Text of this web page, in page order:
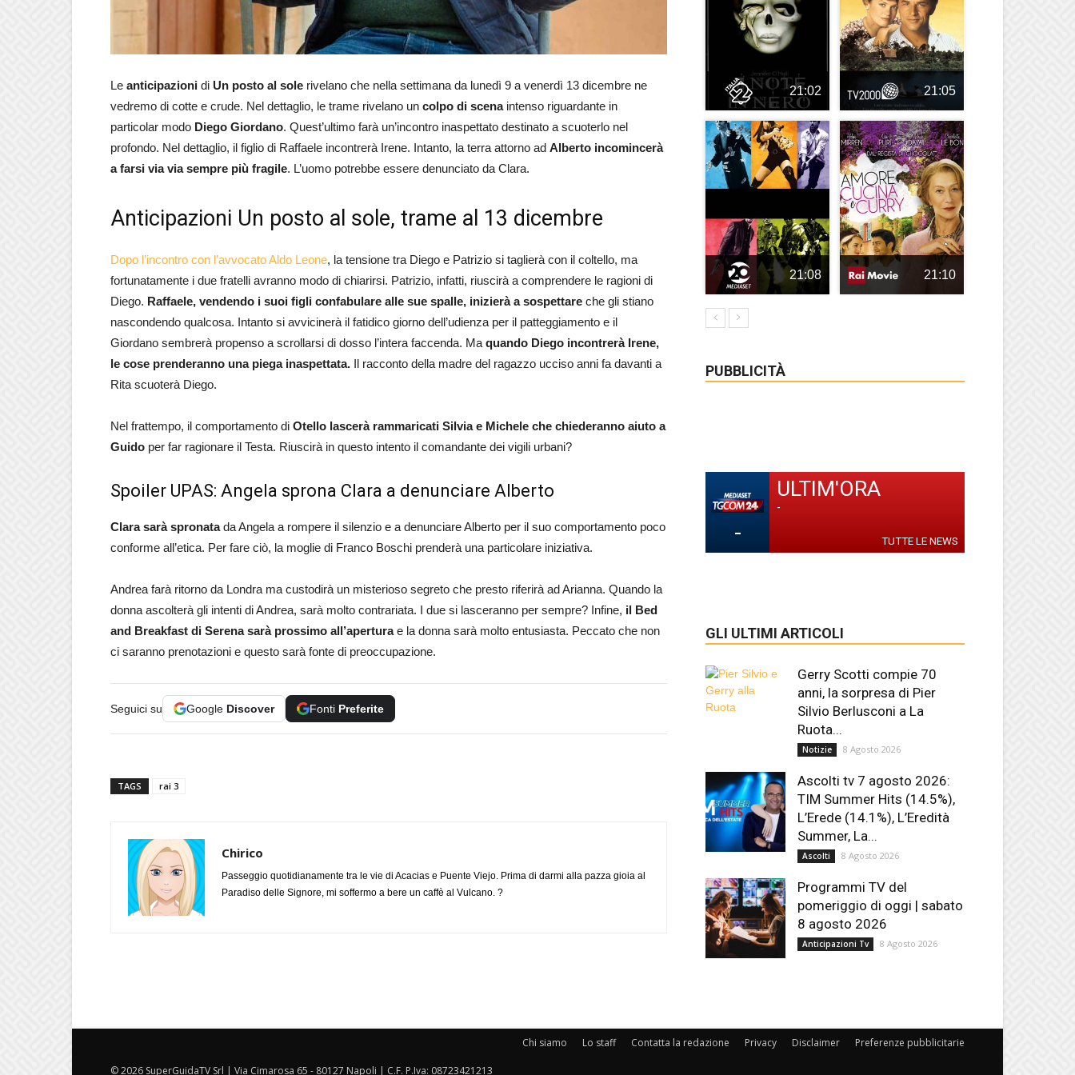
Le anticipazioni di Un posto al sole rivelano che nella settimana da lunedì 9 a venerdì 13 dicembre ne
vedremo di cotte e crude. Nel dettaglio, le trame rivelano un colpo di scenaintenso riguardante in
particolar modo Diego Giordano. Quest’ultimo farà un’incontro inaspettato destinato a scuoterlo nel
profondo. Nel dettaglio, il figlio di Raffaele incontrerà Irene. Intanto, la terra attorno ad Alberto incomincerà
a farsi via via sempre più fragile. L’uomo potrebbe essere denunciato da Clara.
Anticipazioni Un posto al sole, trame al 13 dicembre
Dopo l’incontro con l’avvocato Aldo Leone, la tensione tra Diego e Patrizio si taglierà con il coltello, ma
fortunatamente i due fratelli avranno modo di chiarirsi. Patrizio, infatti, riuscirà a comprendere le ragioni di
Diego. Raffaele, vendendo i suoi figli confabulare alle sue spalle, inizierà a sospettare che gli stiano
nascondendo qualcosa. Intanto si avvicinerà il fatidico giorno dell’udienza per il patteggiamento e il
Giordano sembrerà propenso a scrollarsi di dosso l’intera faccenda. Ma quando Diego incontrerà Irene,
le cose prenderanno una piega inaspettata. Il racconto della madre del ragazzo ucciso anni fa davanti a
Rita scuoterà Diego.
Nel frattempo, il comportamento di Otello lascerà rammaricati Silvia e Michele che chiederanno aiuto a
Guido per far ragionare il Testa. Riuscirà in questo intento il comandante dei vigili urbani?
Spoiler UPAS: Angela sprona Clara a denunciare Alberto
Clara sarà spronatada Angela a rompere il silenzio e a denunciare Alberto per il suo comportamento poco
conforme all’etica. Per fare ciò, la moglie di Franco Boschi prenderà una particolare iniziativa.
Andrea farà ritorno da Londra ma custodirà un misterioso segreto che presto riferirà ad Arianna. Quando la
donna ascolterà gli intenti di Andrea, sarà molto contrariata. I due si lasceranno per sempre? Infine, il Bed
and Breakfast di Serena sarà prossimo all’aperturae la donna sarà molto entusiasta. Peccato che non
ci saranno prenotazioni e questo sarà fonte di preoccupazione.
Seguici su Google Discover Fonti Preferite
TAGS rai 3
Chirico
Passeggio quotidianamente tra le vie di Acacias e Puente Viejo. Prima di darmi alla pazza gioia al
Paradiso delle Signore, mi soffermo a bere un caffè al Vulcano. ?
21:02 21:05
21:08 21:10
PUBBLICITÀ
-
ULTIM'ORA
-
TUTTE LE NEWS
GLI ULTIMI ARTICOLI
Gerry Scotti compie 70
anni, la sorpresa di Pier
Silvio Berlusconi a La
Ruota...
Notizie 8 Agosto 2026
Ascolti tv 7 agosto 2026:
TIM Summer Hits (14.5%),
L’Erede (14.1%), L’Eredità
Summer, La...
Ascolti 8 Agosto 2026
Programmi TV del
pomeriggio di oggi | sabato
8 agosto 2026
Anticipazioni Tv 8 Agosto 2026
Chi siamo Lo staff Contatta la redazione Privacy Disclaimer Preferenze pubblicitarie
© 2026 SuperGuidaTV Srl | Via Cimarosa 65 - 80127 Napoli | C.F. P.Iva: 08723421213